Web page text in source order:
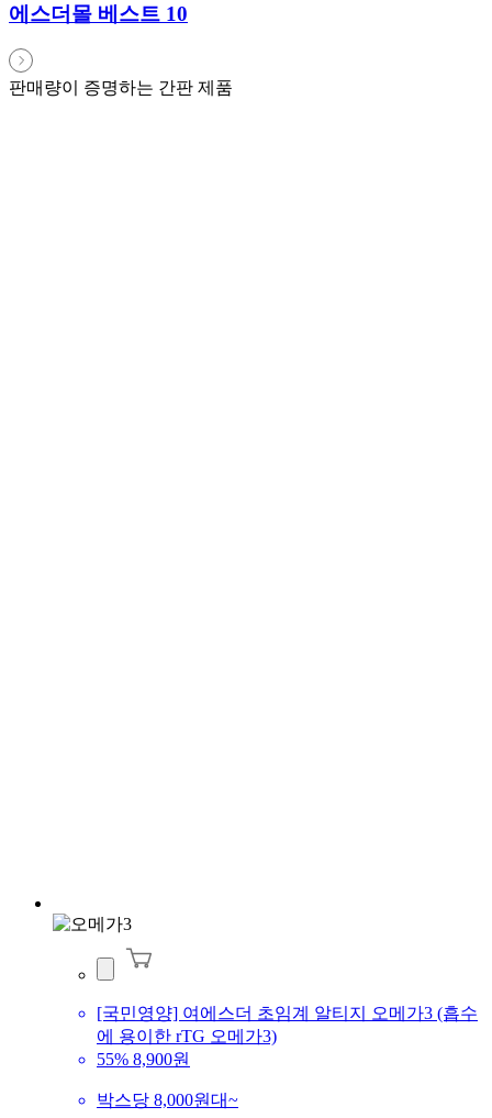
에스더몰 베스트 10
판매량이 증명하는 간판 제품
[국민영양] 여에스더 초임계 알티지 오메가3 (흡수
에 용이한 rTG 오메가3)
55% 8,900원
박스당 8,000원대~